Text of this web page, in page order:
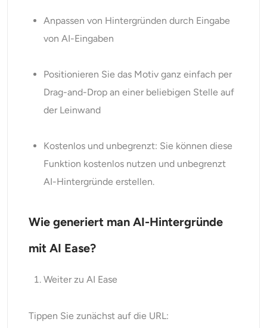
Anpassen von Hintergründen durch Eingabe
von AI-Eingaben
Positionieren Sie das Motiv ganz einfach per
Drag-and-Drop an einer beliebigen Stelle auf
der Leinwand
Kostenlos und unbegrenzt: Sie können diese
Funktion kostenlos nutzen und unbegrenzt
AI-Hintergründe erstellen.
Wie generiert man AI-Hintergründe
mit AI Ease?
Weiter zu AI Ease
Tippen Sie zunächst auf die URL: